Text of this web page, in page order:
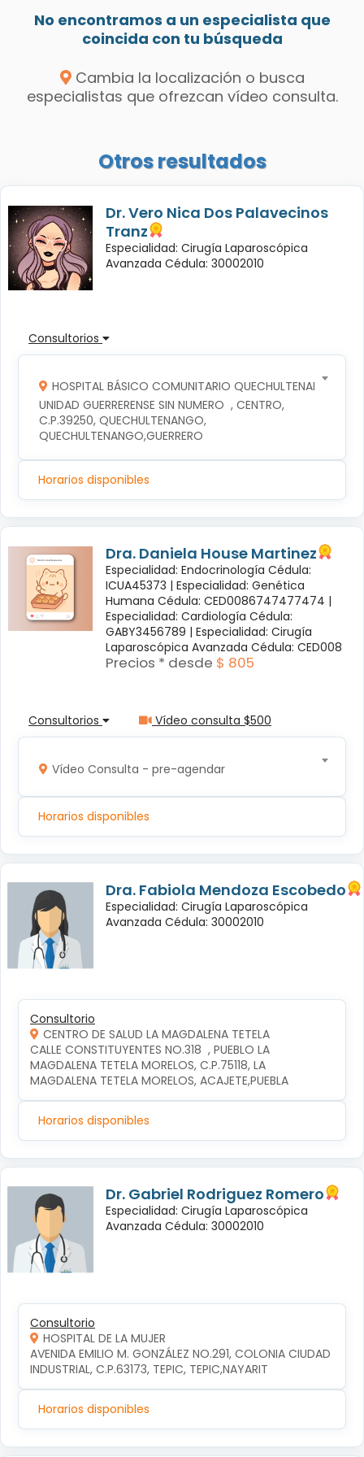
No encontramos a un especialista que
coincida con tu búsqueda
Cambia la localización o busca
especialistas que ofrezcan vídeo consulta.
Otros resultados
Dr. Vero Nica Dos Palavecinos
Tranz
Especialidad: Cirugía Laparoscópica
Avanzada Cédula: 30002010
Consultorios
HOSPITAL BÁSICO COMUNITARIO QUECHULTENANGO
UNIDAD GUERRERENSE SIN NUMERO  , CENTRO,
C.P.39250, QUECHULTENANGO,
QUECHULTENANGO,GUERRERO
Horarios disponibles
Dra. Daniela House Martinez
Especialidad: Endocrinología Cédula:
ICUA45373 | Especialidad: Genética
Humana Cédula: CED0086747477474 |
Especialidad: Cardiología Cédula:
GABY3456789 | Especialidad: Cirugía
Laparoscópica Avanzada Cédula: CED008
Precios * desde $ 805
Consultorios Vídeo consulta $500
Vídeo Consulta - pre-agendar
Horarios disponibles
Dra. Fabiola Mendoza Escobedo
Especialidad: Cirugía Laparoscópica
Avanzada Cédula: 30002010
Consultorio
CENTRO DE SALUD LA MAGDALENA TETELA
CALLE CONSTITUYENTES NO.318  , PUEBLO LA
MAGDALENA TETELA MORELOS, C.P.75118, LA
MAGDALENA TETELA MORELOS, ACAJETE,PUEBLA
Horarios disponibles
Dr. Gabriel Rodriguez Romero
Especialidad: Cirugía Laparoscópica
Avanzada Cédula: 30002010
Consultorio
HOSPITAL DE LA MUJER
AVENIDA EMILIO M. GONZÁLEZ NO.291, COLONIA CIUDAD
INDUSTRIAL, C.P.63173, TEPIC, TEPIC,NAYARIT
Horarios disponibles